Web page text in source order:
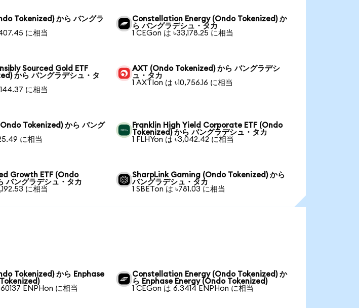
Tokenized) から バングラ
に相当
Constellation Energy (Ondo Tokenized) か
ら バングラデシュ・タカ
1 CEGon は ৳33,178.25 に相当
Sourced Gold ETF
から バングラデシュ・タ
に相当
AXT (Ondo Tokenized) から バングラデシ
ュ・タカ
1 AXTIon は ৳10,756.16 に相当
Tokenized) から バング
に相当
Franklin High Yield Corporate ETF (Ondo
Tokenized) から バングラデシュ・タカ
1 FLHYon は ৳3,042.42 に相当
Growth ETF (Ondo
バングラデシュ・タカ
に相当
SharpLink Gaming (Ondo Tokenized) から
バングラデシュ・タカ
1 SBETon は ৳781.03 に相当
Tokenized) から Enphase
ENPHon に相当
Constellation Energy (Ondo Tokenized) か
ら Enphase Energy (Ondo Tokenized)
1 CEGon は 6.3414 ENPHon に相当